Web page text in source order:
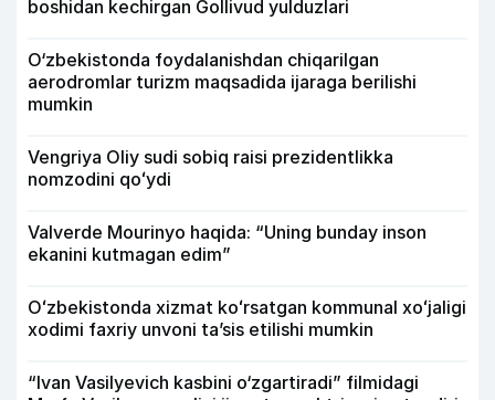
boshidan kechirgan Gollivud yulduzlari
O‘zbekistonda foydalanishdan chiqarilgan
aerodromlar turizm maqsadida ijaraga berilishi
mumkin
Vengriya Oliy sudi sobiq raisi prezidentlikka
nomzodini qoʻydi
Valverde Mourinyo haqida: “Uning bunday inson
ekanini kutmagan edim”
Oʻzbekistonda xizmat koʻrsatgan kommunal xoʻjaligi
xodimi faxriy unvoni taʼsis etilishi mumkin
“Ivan Vasilyevich kasbini o‘zgartiradi” filmidagi